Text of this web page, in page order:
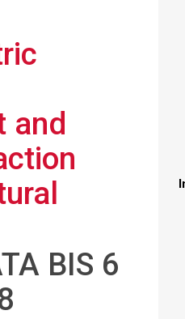
and
BIS 6